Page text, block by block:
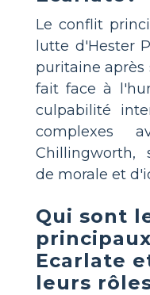
Le conflit
lutte d'Hester
puritaine après
fait face à
culpabilité
complexes
Chillingworth,
de morale et
Qui sont
Ecarlate
leurs